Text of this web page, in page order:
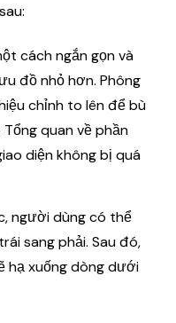
cách ngắn gọn và
đồ nhỏ hơn. Phông
chỉnh to lên để bù
quan về phần
diện không bị quá
người dùng có thể
sang phải. Sau đó,
hạ xuống dòng dưới